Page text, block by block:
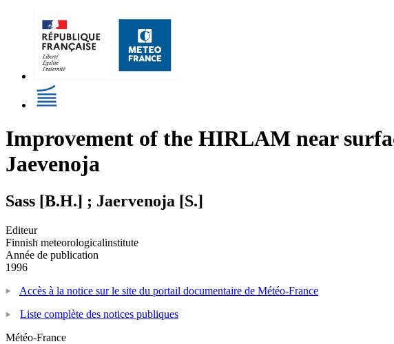
Improvement of the HIRLAM near
Jaevenoja
Sass [B.H.] ; Jaervenoja [S.]
Editeur
Finnish meteorologicalinstitute
Année de publication
1996
Accès à la notice sur le site du portail documentaire de Météo-France
Liste complète des notices publiques
Météo-France